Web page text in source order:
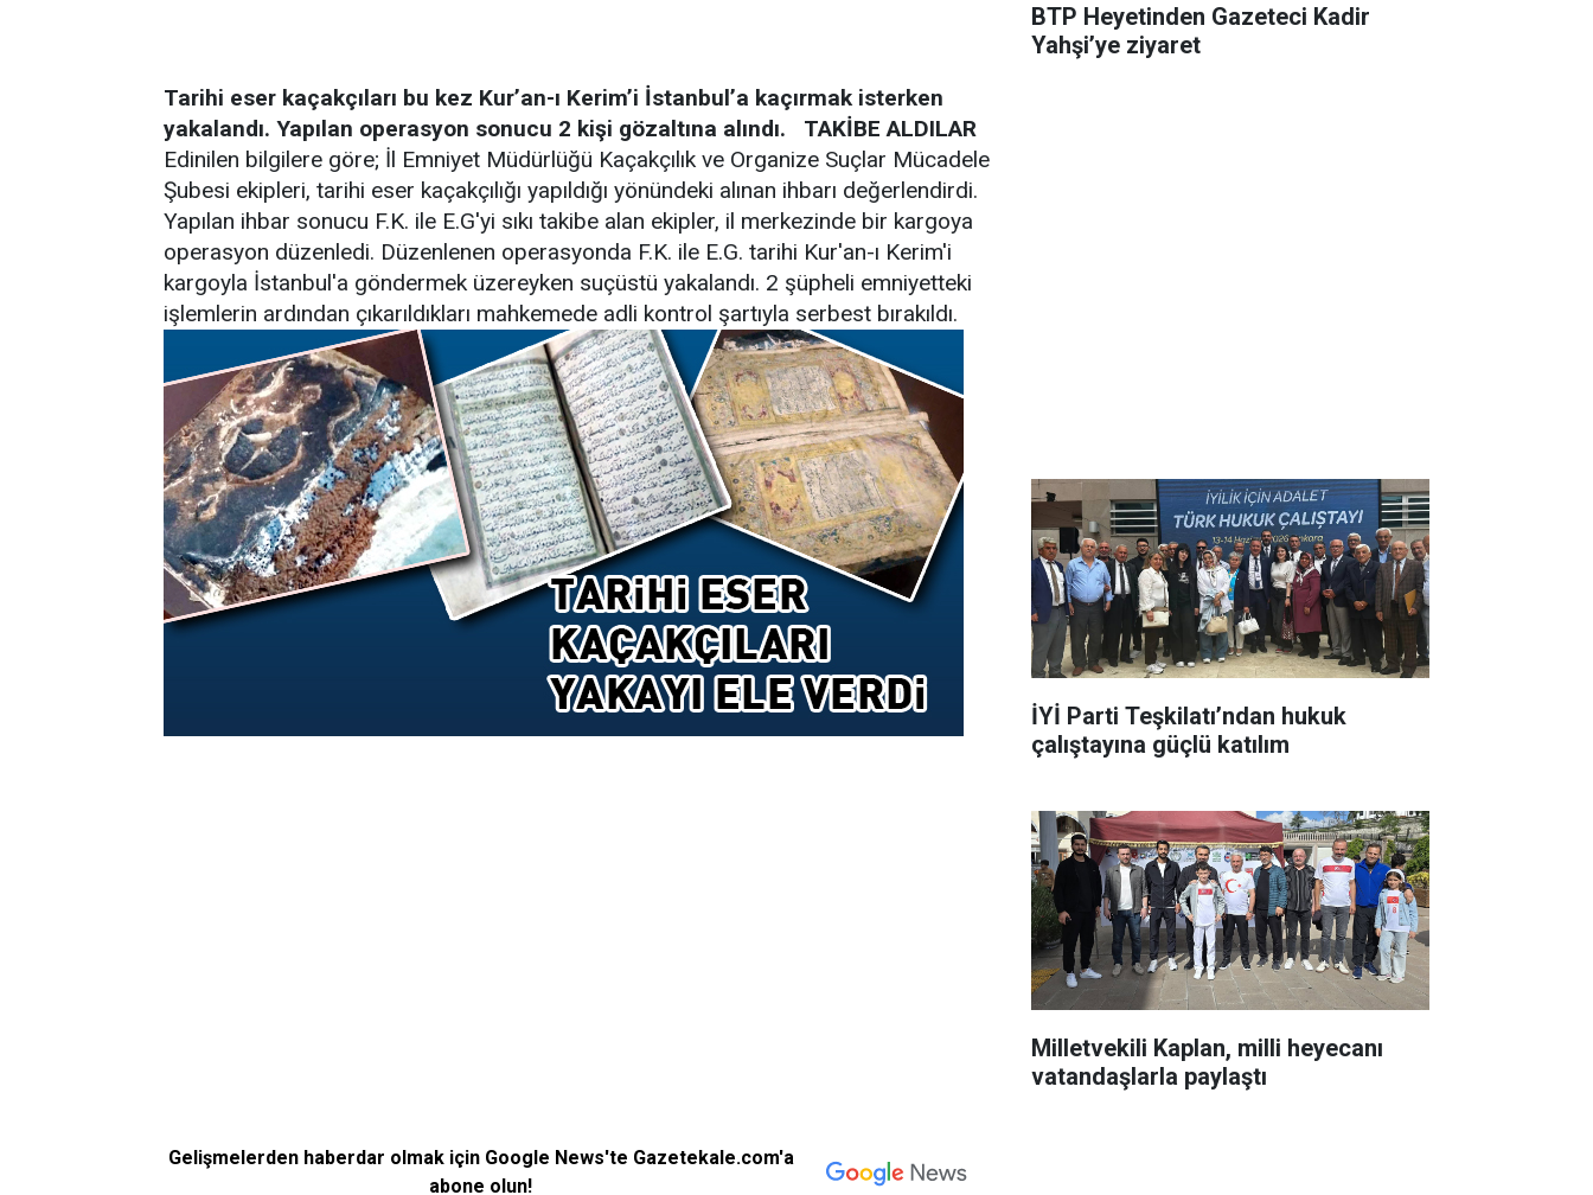
Tarihi eser kaçakçıları bu kez Kur’an-ı Kerim’i İstanbul’a kaçırmak isterken
yakalandı. Yapılan operasyon sonucu 2 kişi gözaltına alındı.
TAKİBE ALDILAR
Edinilen bilgilere göre; İl Emniyet Müdürlüğü Kaçakçılık ve Organize Suçlar Mücadele
Şubesi ekipleri, tarihi eser kaçakçılığı yapıldığı yönündeki alınan ihbarı değerlendirdi.
Yapılan ihbar sonucu F.K. ile E.G'yi sıkı takibe alan ekipler, il merkezinde bir kargoya
operasyon düzenledi. Düzenlenen operasyonda F.K. ile E.G. tarihi Kur'an-ı Kerim'i
kargoyla İstanbul'a göndermek üzereyken suçüstü yakalandı. 2 şüpheli emniyetteki
işlemlerin ardından çıkarıldıkları mahkemede adli kontrol şartıyla serbest bırakıldı.
Gelişmelerden haberdar olmak için Google News'te Gazetekale.com'a
abone olun!
BTP Heyetinden Gazeteci Kadir
Yahşi’ye ziyaret
İYİ Parti Teşkilatı’ndan hukuk
çalıştayına güçlü katılım
Milletvekili Kaplan, milli heyecanı
vatandaşlarla paylaştı